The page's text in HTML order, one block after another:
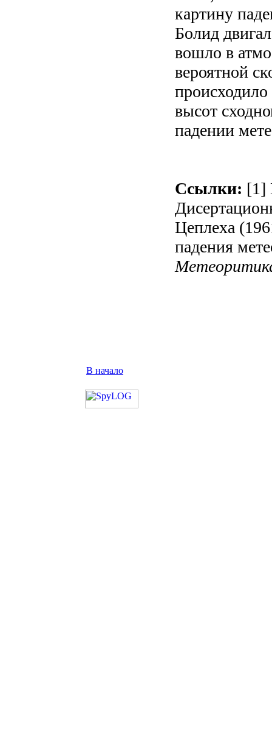
картину
Болид
вошло в
вероятной
происходило
высот
падении
Ссылки: [1]
Цеплеха
падения
В начало